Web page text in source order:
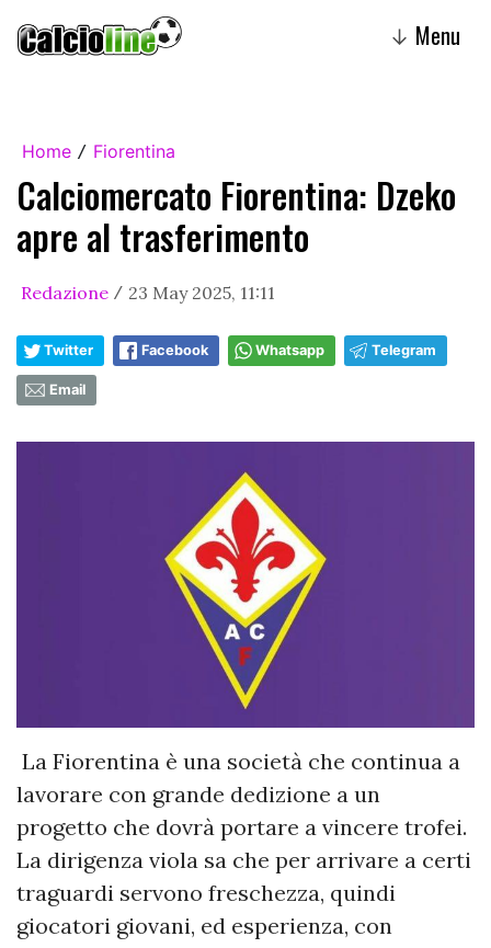
↓ Menu
Home / Fiorentina
Calciomercato Fiorentina: Dzeko
apre al trasferimento
Redazione / 23 May 2025, 11:11
Twitter Facebook Whatsapp Telegram
Email
La Fiorentina è una società che continua a
lavorare con grande dedizione a un
progetto che dovrà portare a vincere trofei.
La dirigenza viola sa che per arrivare a certi
traguardi servono freschezza, quindi
giocatori giovani, ed esperienza, con